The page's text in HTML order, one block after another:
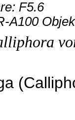
F5.6
A100